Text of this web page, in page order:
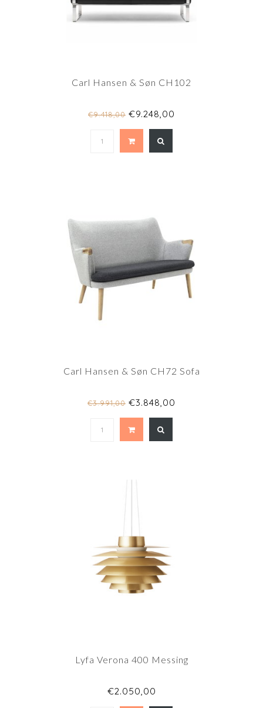
Carl Hansen & Søn CH102
€9.418,00 €9.248,00
Carl Hansen & Søn CH72 Sofa
€3.991,00 €3.848,00
Lyfa Verona 400 Messing
€2.050,00